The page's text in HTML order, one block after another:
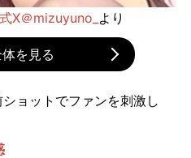
X＠mizuyuno_ より
を見る
ョットでファンを刺激し